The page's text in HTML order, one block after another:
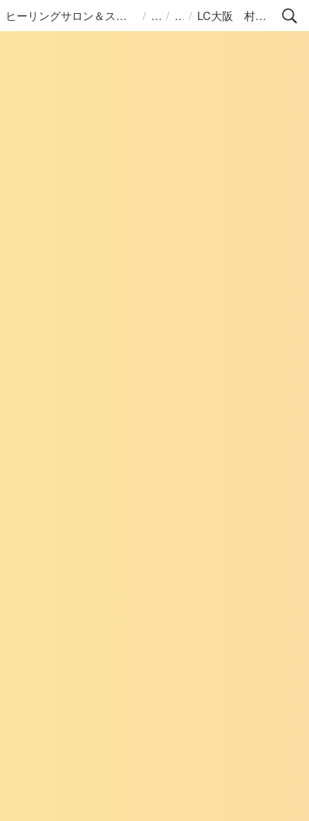
ヒーリングサロン＆スクールLC / / / LC大阪 村上 悠子